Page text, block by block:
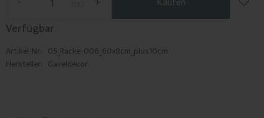
Verfügbar
Artikel-Nr. 05_Racke-006_60x8cm_plus10cm
Hersteller Gaveldekor